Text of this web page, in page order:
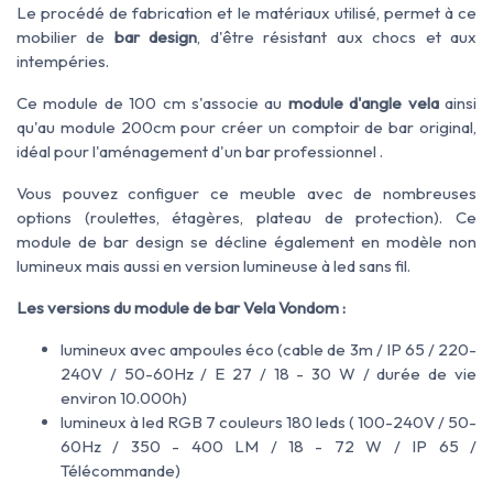
Le procédé de fabrication et le matériaux utilisé, permet à ce
mobilier de bar design, d'être résistant aux chocs et aux
intempéries.
Ce module de 100 cm s'associe au module d'angle velaainsi
qu'au module 200cm pour créer un comptoir de bar original,
idéal pour l'aménagement d'un bar professionnel .
Vous pouvez configuer ce meuble avec de nombreuses
options (roulettes, étagères, plateau de protection). Ce
module de bar design se décline également en modèle non
lumineux mais aussi en version lumineuse à led sans fil.
Les versions du module de bar Vela Vondom :
lumineux avec ampoules éco (cable de 3m / IP 65 / 220-
240V / 50-60Hz / E 27 / 18 - 30 W / durée de vie
environ 10.000h)
lumineux à led RGB 7 couleurs 180 leds ( 100-240V / 50-
60Hz / 350 - 400 LM / 18 - 72 W / IP 65 /
Télécommande)